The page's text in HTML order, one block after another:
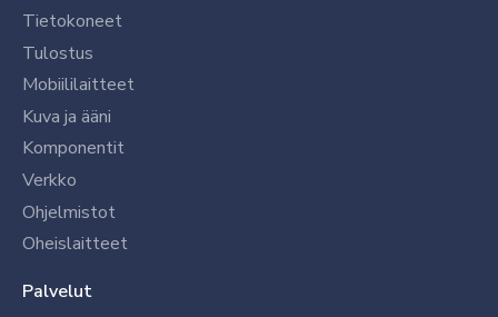
Tietokoneet
Tulostus
Mobiililaitteet
Kuva ja ääni
Komponentit
Verkko
Ohjelmistot
Oheislaitteet
Palvelut